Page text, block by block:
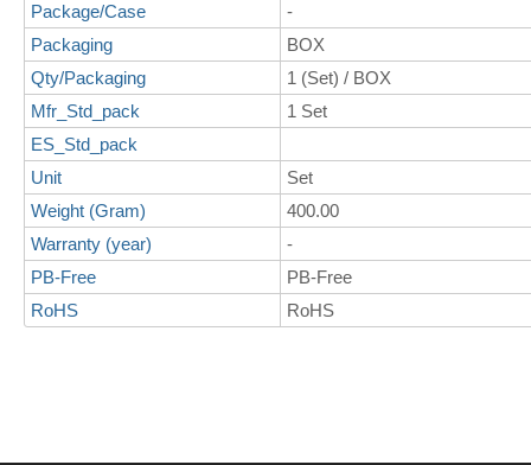
Package/Case
-
Packaging
BOX
Qty/Packaging
1 (Set) / BOX
Mfr_Std_pack
1 Set
ES_Std_pack
Unit
Set
Weight (Gram)
400.00
Warranty (year)
-
PB-Free
PB-Free
RoHS
RoHS